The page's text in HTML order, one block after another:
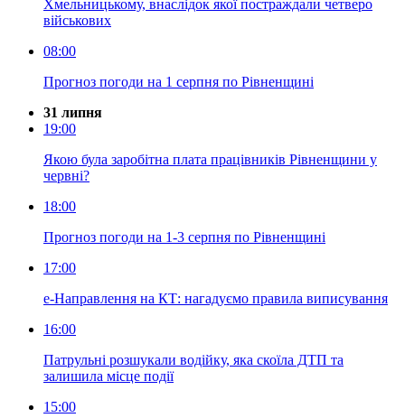
Хмельницькому, внаслідок якої постраждали четверо
військових
08:00
Прогноз погоди на 1 серпня по Рівненщині
31 липня
19:00
Якою була заробітна плата працівників Рівненщини у
червні?
18:00
Прогноз погоди на 1-3 серпня по Рівненщині
17:00
е-Направлення на КТ: нагадуємо правила виписування
16:00
Патрульні розшукали водійку, яка скоїла ДТП та
залишила місце події
15:00